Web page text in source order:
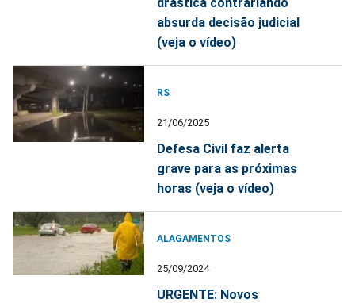
absurda decisão judicial
(veja o vídeo)
RS
21/06/2025
Defesa Civil faz alerta
grave para as próximas
horas (veja o vídeo)
ALAGAMENTOS
25/09/2024
URGENTE: Novos